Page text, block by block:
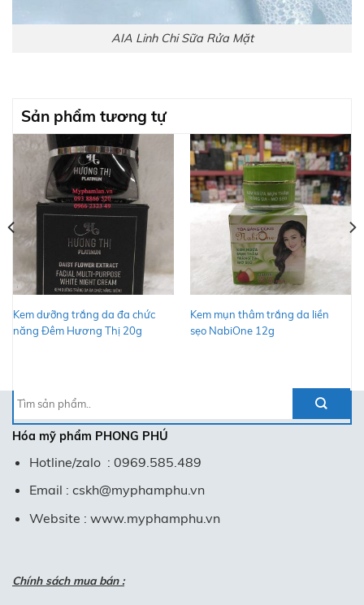
AIA Linh Chi Sữa Rửa Mặt
Sản phẩm tương tự
Kem dưỡng trắng da đa chức
năng Đêm Hương Thị 20g
Kem mụn thâm trắng da liền
sẹo NabiOne 12g
Tìm
kiếm:
Hóa mỹ phẩm PHONG PHÚ
Hotline/zalo : 0969.585.489
Email : cskh@myphamphu.vn
Website : www.myphamphu.vn
Chính sách mua bán :